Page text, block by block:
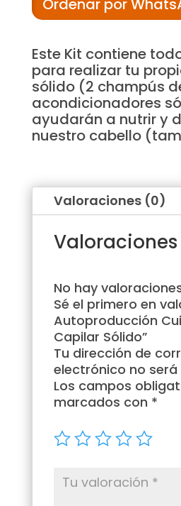
Cuidado
Capilar
cantidad
Ordenar por
Este Kit contiene
para realizar tu
sólido (2 champús
acondicionadores
ayudarán a nutrir y
nuestro cabello
Valoraciones (0)
Valoraciones
No hay
Sé el primero en
Autoproducción
Capilar Sólido”
Tu dirección de
electrónico no
Los campos
marcados con *